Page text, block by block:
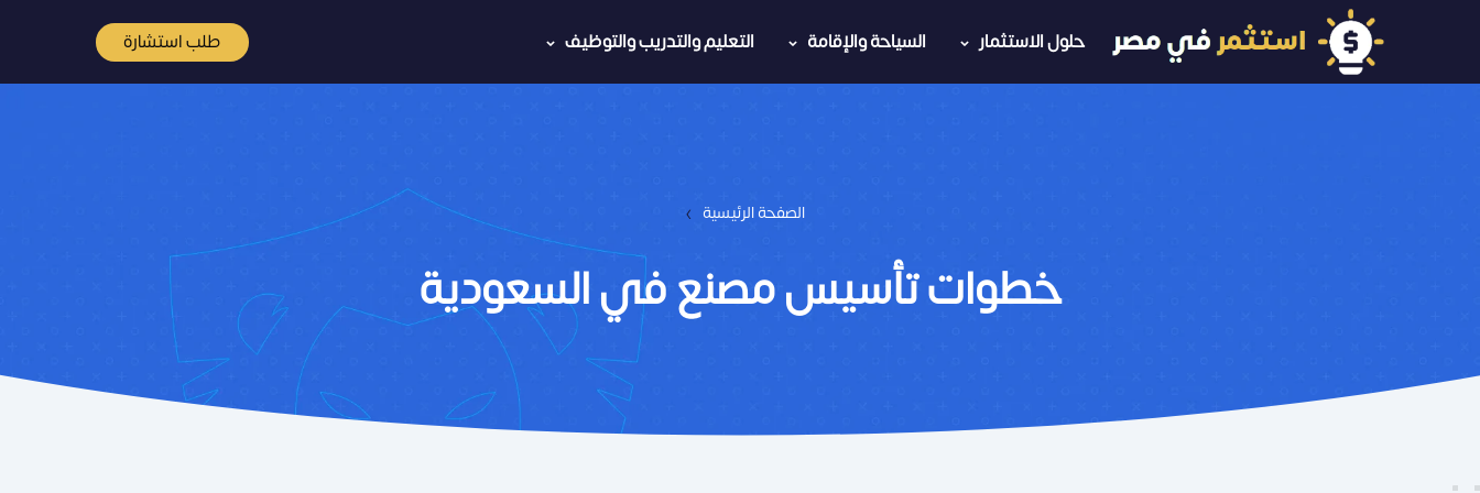
حلول الاستثمار السياحة والإقامة التعليم والتدريب والتوظيف طلب استشارة
الصفحة الرئيسية ›
خطوات تأسيس مصنع في السعودية